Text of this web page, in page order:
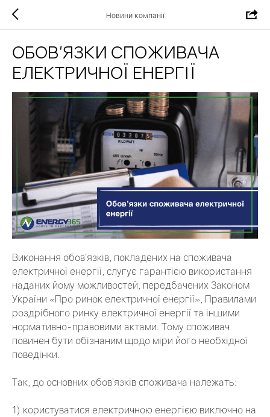
Новини компанії
ОБОВ'ЯЗКИ СПОЖИВАЧА
ЕЛЕКТРИЧНОЇ ЕНЕРГІЇ
Виконання обов’язків, покладених на споживача
електричної енергії, слугує гарантією використання
наданих йому можливостей, передбачених Законом
України «Про ринок електричної енергії», Правилами
роздрібного ринку електричної енергії та іншими
нормативно-правовими актами. Тому споживач
повинен бути обізнаним щодо міри його необхідної
поведінки.
Так, до основних обов’язків споживача належать:
1) користуватися електричною енергією виключно на